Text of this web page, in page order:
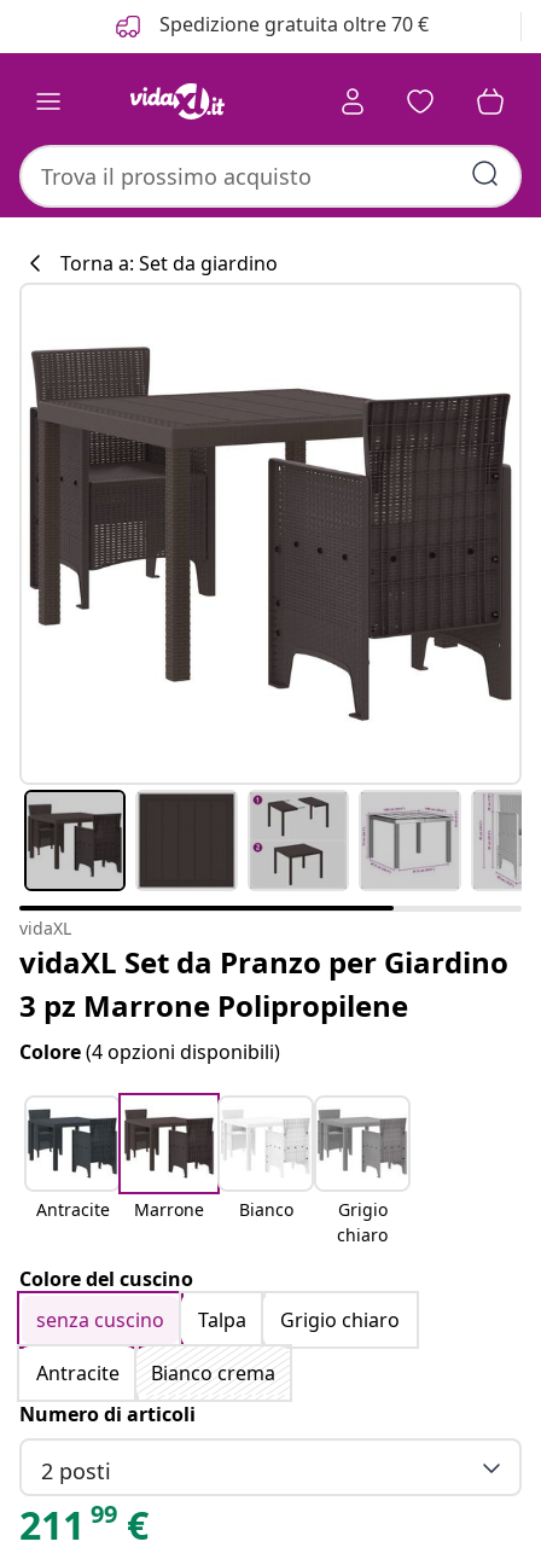
Spedizione gratuita oltre 70 €
Torna a: Set da giardino
vidaXL
vidaXL Set da Pranzo per Giardino
3 pz Marrone Polipropilene
Colore(4 opzioni disponibili)
Antracite Marrone Bianco
Grigio
chiaro
Colore del cuscino
senza cuscino
Talpa
Grigio chiaro
Antracite
Bianco crema
Numero di articoli
2 posti
211 99 €